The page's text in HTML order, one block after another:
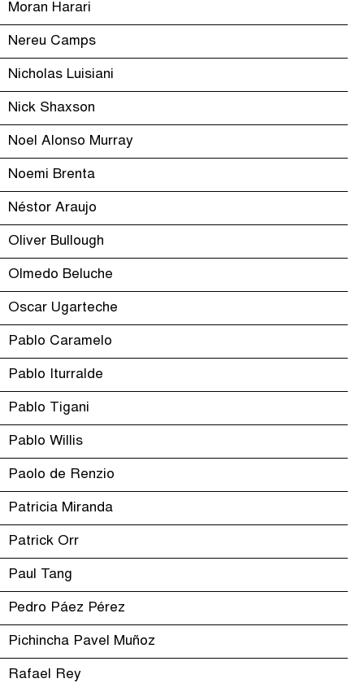
Moran Harari
Nereu Camps
Nicholas Luisiani
Nick Shaxson
Noel Alonso Murray
Noemi Brenta
Néstor Araujo
Oliver Bullough
Olmedo Beluche
Oscar Ugarteche
Pablo Caramelo
Pablo Iturralde
Pablo Tigani
Pablo Willis
Paolo de Renzio
Patricia Miranda
Patrick Orr
Paul Tang
Pedro Páez Pérez
Pichincha Pavel Muñoz
Rafael Rey